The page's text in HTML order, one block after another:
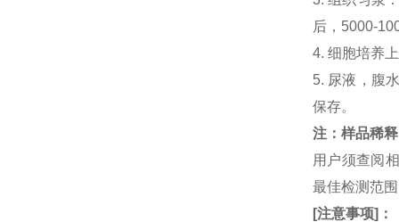
后，5000-
4. 细胞培养
5. 尿液，腹
保存。
注：样品稀
用户须查阅
最佳检测范
[注意事项] ：